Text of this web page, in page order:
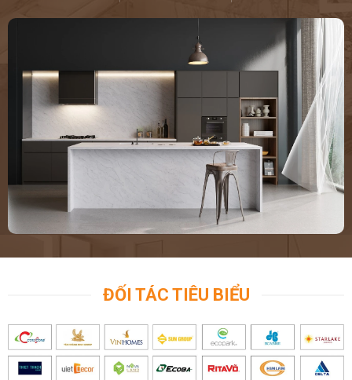
ĐỐI TÁC TIÊU BIỂU